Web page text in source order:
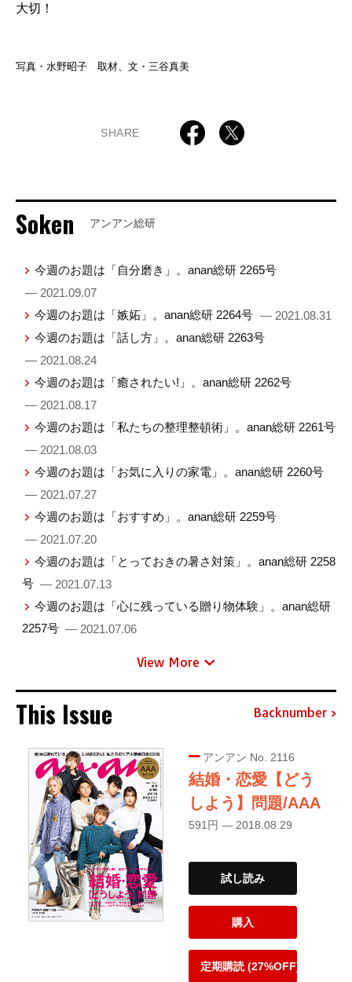
大切！
写真・水野昭子 取材、文・三谷真美
SHARE
Soken アンアン総研
今週のお題は「自分磨き」。anan総研 2265号
— 2021.09.07
今週のお題は「嫉妬」。anan総研 2264号 — 2021.08.31
今週のお題は「話し方」。anan総研 2263号
— 2021.08.24
今週のお題は「癒されたい!」。anan総研 2262号
— 2021.08.17
今週のお題は「私たちの整理整頓術」。anan総研 2261号
— 2021.08.03
今週のお題は「お気に入りの家電」。anan総研 2260号
— 2021.07.27
今週のお題は「おすすめ」。anan総研 2259号
— 2021.07.20
今週のお題は「とっておきの暑さ対策」。anan総研 2258
号 — 2021.07.13
今週のお題は「心に残っている贈り物体験」。anan総研
2257号 — 2021.07.06
View More
This Issue Backnumber
アンアン No. 2116
結婚・恋愛【どう
しよう】問題/AAA
591円 — 2018.08.29
試し読み
購入
定期購読 (27%OFF)